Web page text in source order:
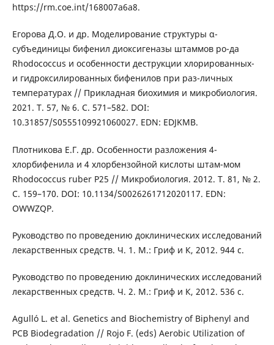
https://rm.coe.int/168007a6a8.
Егорова Д.О. и др. Моделирование структуры α-
субъединицы бифенил диоксигеназы штаммов ро-да
Rhodococcus и особенности деструкции хлорированных-
и гидроксилированных бифенилов при раз-личных
температурах // Прикладная биохимия и микробиология.
2021. Т. 57, № 6. С. 571–582. DOI:
10.31857/S0555109921060027. EDN: EDJKMB.
Плотникова Е.Г. др. Особенности разложения 4-
хлорбифенила и 4 хлорбензойной кислоты штам-мом
Rhodococcus ruber P25 // Микробиология. 2012. Т. 81, № 2.
С. 159–170. DOI: 10.1134/S0026261712020117. EDN:
OWWZQP.
Руководство по проведению доклинических исследований
лекарственных средств. Ч. 1. М.: Гриф и К, 2012. 944 с.
Руководство по проведению доклинических исследований
лекарственных средств. Ч. 2. М.: Гриф и К, 2012. 536 с.
Agulló L. et al. Genetics and Biochemistry of Biphenyl and
PCB Biodegradation // Rojo F. (eds) Aerobic Utilization of